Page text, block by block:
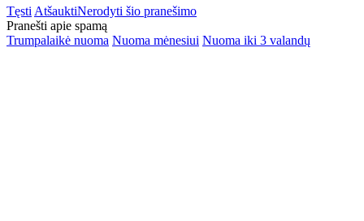
Tęsti AtšauktiNerodyti šio pranešimo
Pranešti apie spamą
Trumpalaikė nuoma Nuoma mėnesiui Nuoma iki 3 valandų